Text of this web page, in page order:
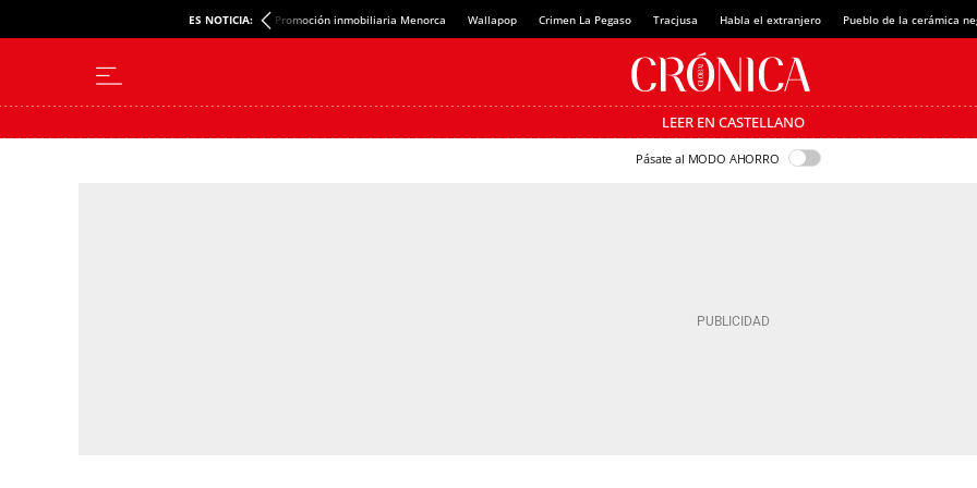
ES NOTICIA: Promoción inmobiliaria Menorca Wallapop Crimen La Pegaso Tracjusa Habla el extranjero Pueblo de la cerámica
LEER EN CASTELLANO
Pásate al MODO AHORRO